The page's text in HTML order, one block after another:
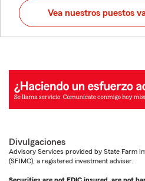
Vea nuestros puestos
Divulgaciones
Advisory Services provided by State Farm
(SFIMC), a registered investment adviser.